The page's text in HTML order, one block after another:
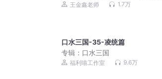
王金鑫老师 1.7万
口水三国-35-凌统篇
专辑： 口水三国
福利喵工作室 9.6万